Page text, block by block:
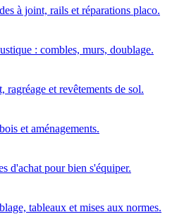
à joint, rails et réparations placo.
: combles, murs, doublage.
ragréage et revêtements de sol.
et aménagements.
d'achat pour bien s'équiper.
tableaux et mises aux normes.